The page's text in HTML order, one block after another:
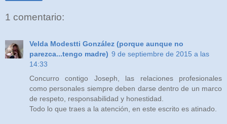
1 comentario:
Velda Modestti González (porque aunque no
parezca...tengo madre) 9 de septiembre de 2015 a las
14:33
Concurro contigo Joseph, las relaciones profesionales
como personales siempre deben darse dentro de un marco
de respeto, responsabilidad y honestidad.
Todo lo que traes a la atención, en este escrito es atinado.